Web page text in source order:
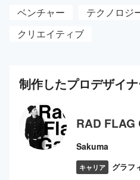
ベンチャー テクノロジ
クリエイティブ
制作したプロデザイ
RAD FLAG
Sakuma
キャリア グラフ